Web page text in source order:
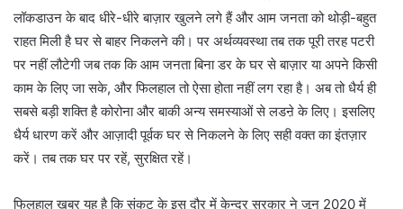
लॉकडाउन के बाद धीरे-धीरे बाज़ार खुलने लगे हैं और आम जनता को थोड़ी-बहुत
राहत मिली है घर से बाहर निकलने की। पर अर्थव्यवस्था तब तक पूरी तरह पटरी
पर नहीं लौटेगी जब तक कि आम जनता बिना डर के घर से बाज़ार या अपने किसी
काम के लिए जा सके, और फिलहाल तो ऐसा होता नहीं लग रहा है। अब तो धैर्य ही
सबसे बड़ी शक्ति है कोरोना और बाकी अन्य समस्याओं से लडऩे के लिए। इसलिए
धैर्य धारण करें और आज़ादी पूर्वक घर से निकलने के लिए सही वक्त का इंतज़ार
करें। तब तक घर पर रहें, सुरक्षित रहें।
फिलहाल खबर यह है कि संकट के इस दौर में केन्द्र सरकार ने जून 2020 में